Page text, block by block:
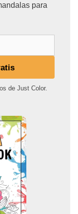
para
de Just Color.